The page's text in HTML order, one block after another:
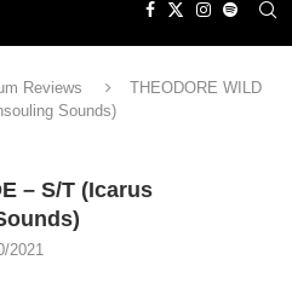
Reviews
THEODORE WILD
Sounds)
– S/T (Icarus
2021